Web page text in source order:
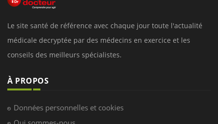
Le site santé de référence avec chaque jour toute l'actualité
médicale decryptée par des médecins en exercice et les
conseils des meilleurs spécialistes.
À PROPOS
Données personnelles et cookies